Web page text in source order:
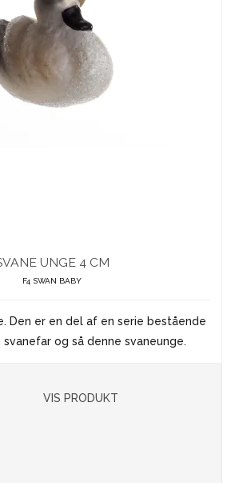
UNGE 4 CM
F4 SWAN BABY
Den er en del af en serie bestående
og så denne svaneunge.
VIS PRODUKT